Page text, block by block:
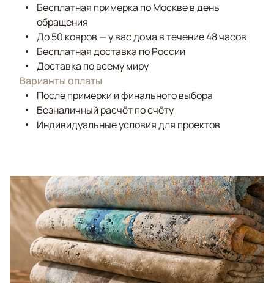
Бесплатная примерка по Москве в день
обращения
До 50 ковров — у вас дома в течение 48 часов
Бесплатная доставка по России
Доставка по всему миру
Варианты оплаты
После примерки и финального выбора
Безналичный расчёт по счёту
Индивидуальные условия для проектов